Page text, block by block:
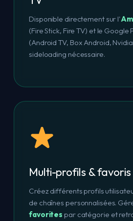
Disponible directement sur l'
(Fire Stick, Fire TV) et le Google
(Android TV, Box Android,
sideloading nécessaire.
Multi-profils & favoris
Créez différents profils
de chaînes personnalisées.
favorites par catégorie et